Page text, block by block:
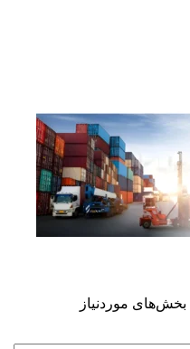
بخش‌های موردنیاز